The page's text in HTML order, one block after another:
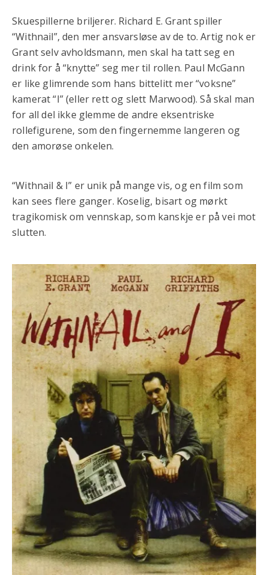
Skuespillerne briljerer. Richard E. Grant spiller
“Withnail”, den mer ansvarsløse av de to. Artig nok er
Grant selv avholdsmann, men skal ha tatt seg en
drink for å “knytte” seg mer til rollen. Paul McGann
er like glimrende som hans bittelitt mer “voksne”
kamerat “I” (eller rett og slett Marwood). Så skal man
for all del ikke glemme de andre eksentriske
rollefigurene, som den fingernemme langeren og
den amorøse onkelen.
“Withnail & I” er unik på mange vis, og en film som
kan sees flere ganger. Koselig, bisart og mørkt
tragikomisk om vennskap, som kanskje er på vei mot
slutten.